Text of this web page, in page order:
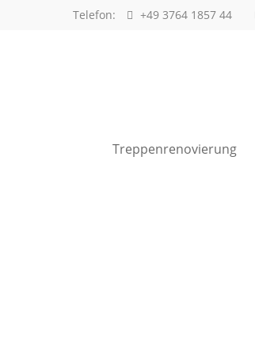
Passwort
Telefon: +49 3764 1857 44
Treppenrenovierung